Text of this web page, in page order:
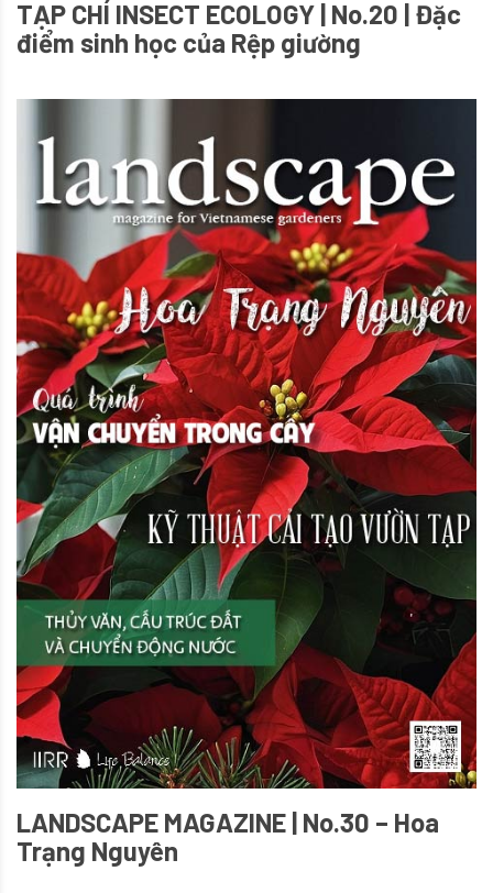
TẠP CHÍ INSECT ECOLOGY | No.20 | Đặc
điểm sinh học của Rệp giường
LANDSCAPE MAGAZINE | No.30 – Hoa
Trạng Nguyên